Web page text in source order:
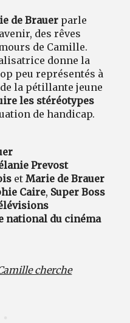
de Brauer parle
des rêves
de Camille.
donne la
peu représentés à
la pétillante jeune
les stéréotypes
de handicap.
Prevost
et Marie de Brauer
Caire, Super Boss
national du cinéma
cherche